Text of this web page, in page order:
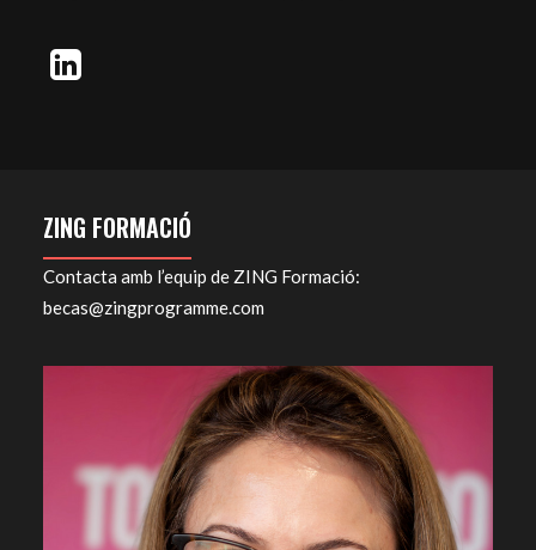
ZING FORMACIÓ
Contacta amb l’equip de ZING Formació:
becas@zingprogramme.com